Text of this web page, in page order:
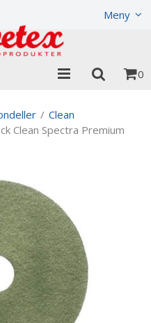
Meny
0
/ Clean
Clean Spectra Premium